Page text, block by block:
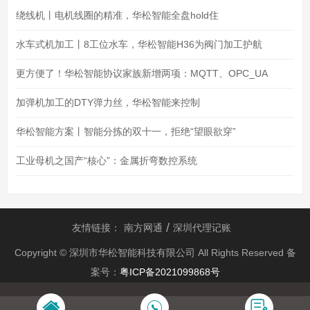
绕线机丨电机线圈的精准，华松智能全盘hold住
水车式机加工丨8工位水车，华松智能H36为阀门加工护航
更方便了！华松智能协议家族新增两项：MQTT、OPC_UA
加弹机加工的DTY弹力丝，华松智能来控制
华松智能方案丨智能分拣的双十一，拒绝“望眼欲穿”
工业母机之国产“核心”：金属折弯数控系统
友情链接： 南方网通 深圳代理记账
Copyright © 深圳市华松智能科技有限公司 All Rights Reserved 备
案号： 粤ICP备2021099868号